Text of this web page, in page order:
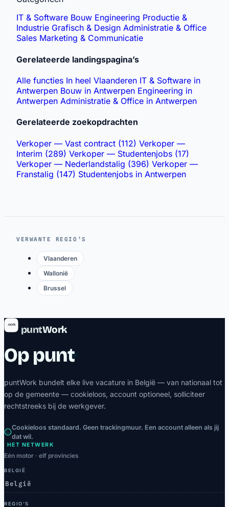
IT & Software Bouw Engineering Productie &
Industrie Grafisch & Design Administratie & Office
Sales Marketing & Communicatie
Gerelateerde landingspagina’s
Alle functies In heel Vlaanderen IT & Software in
Antwerpen Bouw in Antwerpen Engineering in
Antwerpen Administratie & Office in Antwerpen
Gerelateerde zoekopdrachten
Verkoper — Vast contract (112) Verkoper —
Interim (289) Verkoper — Studentenjobs (17)
Verkoper — Nederlandstalig (396) Verkoper —
Franstalig (147) Studentenjobs in Antwerpen
VERWANTE REGIO’S
Vlaanderen
Wallonië
Brussel
puntWork
Op punt
puntWork bundelt elke live vacature in België — van nationaal tot
op de gemeente — cookieloos, account optioneel, solliciteer
rechtstreeks bij de werkgever.
Cookieloos standaard. Geen trackingmuur. Een account alleen als jij
dat wil.
HET NETWERK
Eén motor · elf provincies
BELGIË
België
REGIO’S